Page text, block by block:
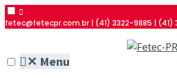
fetec@fetecpr.com.br | (41) 3322-9885 | (41)
✕ Menu